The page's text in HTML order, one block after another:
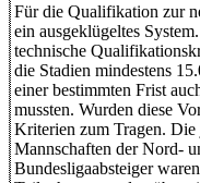
Für die Qualifikation zur
ein ausgeklügeltes
technische
die Stadien mindestens
einer bestimmten Frist
mussten. Wurden diese
Kriterien zum Tragen.
Mannschaften der Nord-
Bundesligaabsteiger